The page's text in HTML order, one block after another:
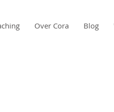
Over Cora Blog